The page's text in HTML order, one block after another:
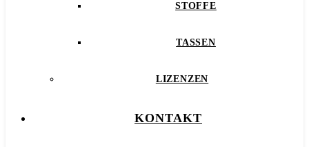
STOFFE
TASSEN
LIZENZEN
KONTAKT